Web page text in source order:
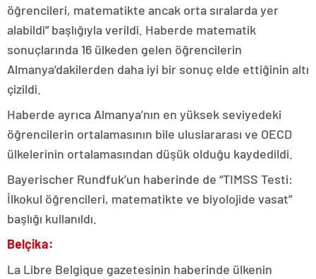
öğrencileri, matematikte ancak orta sıralarda yer
alabildi” başlığıyla verildi. Haberde matematik
sonuçlarında 16 ülkeden gelen öğrencilerin
Almanya’dakilerden daha iyi bir sonuç elde ettiğinin altı
çizildi.
Haberde ayrıca Almanya’nın en yüksek seviyedeki
öğrencilerin ortalamasının bile uluslararası ve OECD
ülkelerinin ortalamasından düşük olduğu kaydedildi.
Bayerischer Rundfuk’un haberinde de “TIMSS Testi:
İlkokul öğrencileri, matematikte ve biyolojide vasat”
başlığı kullanıldı.
Belçika:
La Libre Belgique gazetesinin haberinde ülkenin